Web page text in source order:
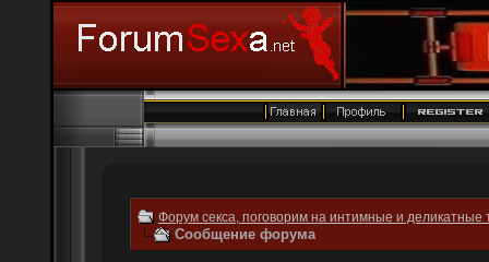
Форум секса, поговорим на интимные и деликатные
Сообщение форума